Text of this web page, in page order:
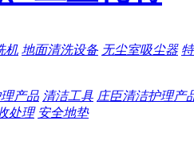
机 地面清洗设备 无尘室吸尘器
产品 清洁工具 庄臣清洁护理产
处理 安全地垫